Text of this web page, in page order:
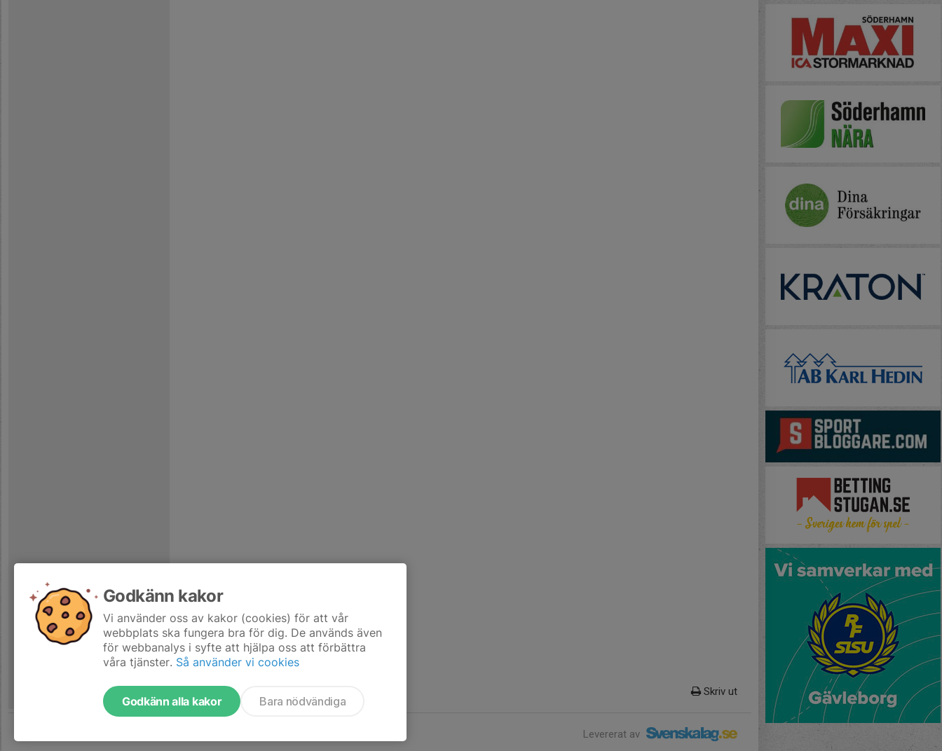
Skriv ut
Levererat av
Godkänn kakor
Vi använder oss av kakor (cookies) för att vår
webbplats ska fungera bra för dig. De används även
för webbanalys i syfte att hjälpa oss att förbättra
våra tjänster. Så använder vi cookies
Godkänn alla kakor Bara nödvändiga